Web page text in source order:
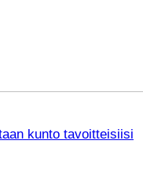
kunto tavoitteisiisi